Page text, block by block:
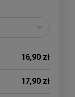
16,90 zł
17,90 zł